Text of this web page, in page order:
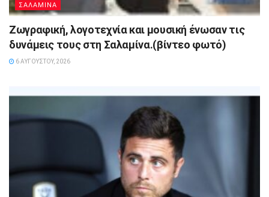
ΣΑΛΑΜΙΝΑ
Ζωγραφική, λογοτεχνία και μουσική ένωσαν τις
δυνάμεις τους στη Σαλαμίνα.(βίντεο φωτό)
6 ΑΥΓΟΎΣΤΟΥ, 2026